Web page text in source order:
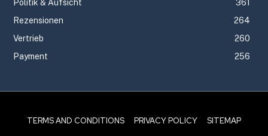
Politik & Aufsicht
361
Rezensionen
264
Vertrieb
260
Payment
256
TERMS AND CONDITIONS PRIVACY POLICY SITEMAP